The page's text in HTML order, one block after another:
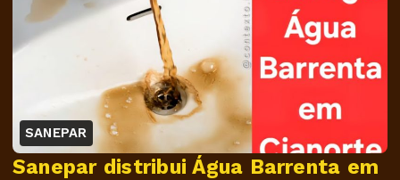
SANEPAR
Sanepar distribui Água Barrenta em